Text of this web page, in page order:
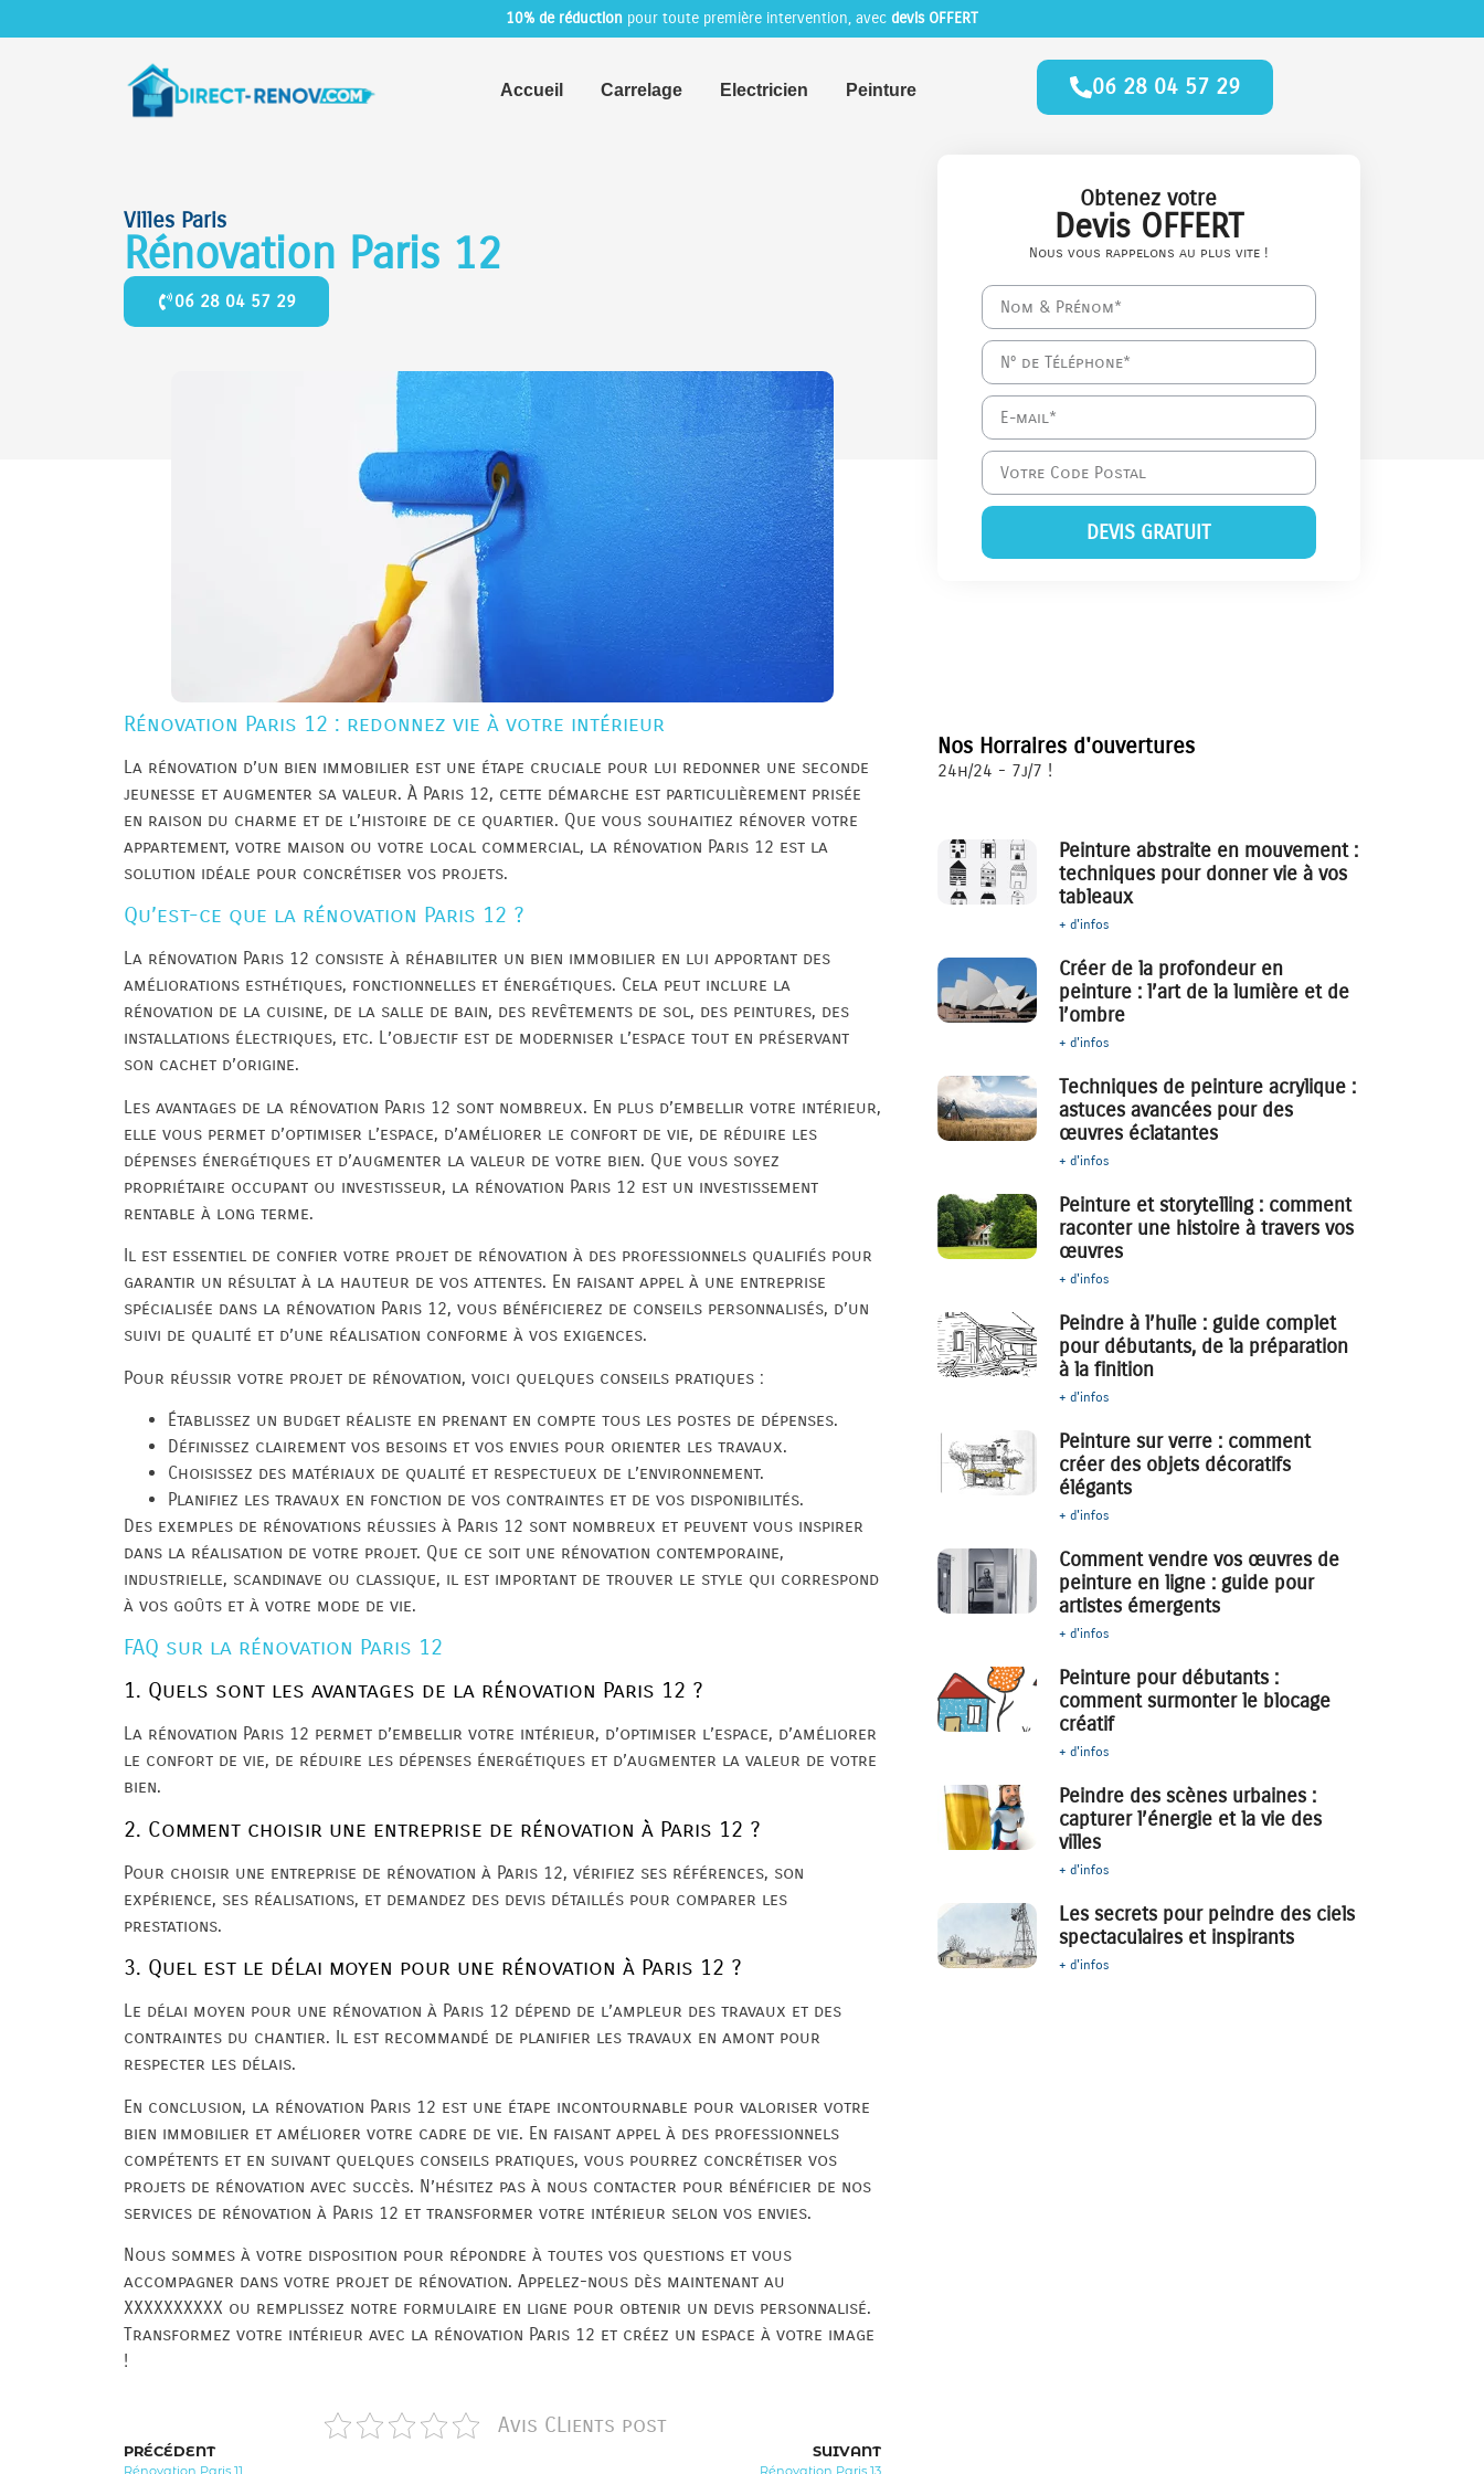
10% de réduction pour toute première intervention, avec devis OFFERT
Accueil Carrelage Electricien Peinture 06 28 04 57 29
Villes Paris
Rénovation Paris 12
06 28 04 57 29
Obtenez votre
Devis OFFERT
Nous vous rappelons au plus vite !
DEVIS GRATUIT
Rénovation Paris 12 : redonnez vie à votre intérieur
La rénovation d’un bien immobilier est une étape cruciale pour lui redonner une seconde
jeunesse et augmenter sa valeur. À Paris 12, cette démarche est particulièrement prisée
en raison du charme et de l’histoire de ce quartier. Que vous souhaitiez rénover votre
appartement, votre maison ou votre local commercial, la rénovation Paris 12 est la
solution idéale pour concrétiser vos projets.
Qu’est-ce que la rénovation Paris 12 ?
La rénovation Paris 12 consiste à réhabiliter un bien immobilier en lui apportant des
améliorations esthétiques, fonctionnelles et énergétiques. Cela peut inclure la
rénovation de la cuisine, de la salle de bain, des revêtements de sol, des peintures, des
installations électriques, etc. L’objectif est de moderniser l’espace tout en préservant
son cachet d’origine.
Les avantages de la rénovation Paris 12 sont nombreux. En plus d’embellir votre intérieur,
elle vous permet d’optimiser l’espace, d’améliorer le confort de vie, de réduire les
dépenses énergétiques et d’augmenter la valeur de votre bien. Que vous soyez
propriétaire occupant ou investisseur, la rénovation Paris 12 est un investissement
rentable à long terme.
Il est essentiel de confier votre projet de rénovation à des professionnels qualifiés pour
garantir un résultat à la hauteur de vos attentes. En faisant appel à une entreprise
spécialisée dans la rénovation Paris 12, vous bénéficierez de conseils personnalisés, d’un
suivi de qualité et d’une réalisation conforme à vos exigences.
Pour réussir votre projet de rénovation, voici quelques conseils pratiques :
Établissez un budget réaliste en prenant en compte tous les postes de dépenses.
Définissez clairement vos besoins et vos envies pour orienter les travaux.
Choisissez des matériaux de qualité et respectueux de l’environnement.
Planifiez les travaux en fonction de vos contraintes et de vos disponibilités.
Des exemples de rénovations réussies à Paris 12 sont nombreux et peuvent vous inspirer
dans la réalisation de votre projet. Que ce soit une rénovation contemporaine,
industrielle, scandinave ou classique, il est important de trouver le style qui correspond
à vos goûts et à votre mode de vie.
FAQ sur la rénovation Paris 12
1. Quels sont les avantages de la rénovation Paris 12 ?
La rénovation Paris 12 permet d’embellir votre intérieur, d’optimiser l’espace, d’améliorer
le confort de vie, de réduire les dépenses énergétiques et d’augmenter la valeur de votre
bien.
2. Comment choisir une entreprise de rénovation à Paris 12 ?
Pour choisir une entreprise de rénovation à Paris 12, vérifiez ses références, son
expérience, ses réalisations, et demandez des devis détaillés pour comparer les
prestations.
3. Quel est le délai moyen pour une rénovation à Paris 12 ?
Le délai moyen pour une rénovation à Paris 12 dépend de l’ampleur des travaux et des
contraintes du chantier. Il est recommandé de planifier les travaux en amont pour
respecter les délais.
En conclusion, la rénovation Paris 12 est une étape incontournable pour valoriser votre
bien immobilier et améliorer votre cadre de vie. En faisant appel à des professionnels
compétents et en suivant quelques conseils pratiques, vous pourrez concrétiser vos
projets de rénovation avec succès. N’hésitez pas à nous contacter pour bénéficier de nos
services de rénovation à Paris 12 et transformer votre intérieur selon vos envies.
Nous sommes à votre disposition pour répondre à toutes vos questions et vous
accompagner dans votre projet de rénovation. Appelez-nous dès maintenant au
XXXXXXXXXX ou remplissez notre formulaire en ligne pour obtenir un devis personnalisé.
Transformez votre intérieur avec la rénovation Paris 12 et créez un espace à votre image
!
Avis CLients post
PRÉCÉDENT
Rénovation Paris 11
SUIVANT
Rénovation Paris 13
Nos Horraires d'ouvertures
24h/24 - 7j/7 !
Peinture abstraite en mouvement :
techniques pour donner vie à vos
tableaux
+ d'infos
Créer de la profondeur en
peinture : l’art de la lumière et de
l’ombre
+ d'infos
Techniques de peinture acrylique :
astuces avancées pour des
œuvres éclatantes
+ d'infos
Peinture et storytelling : comment
raconter une histoire à travers vos
œuvres
+ d'infos
Peindre à l’huile : guide complet
pour débutants, de la préparation
à la finition
+ d'infos
Peinture sur verre : comment
créer des objets décoratifs
élégants
+ d'infos
Comment vendre vos œuvres de
peinture en ligne : guide pour
artistes émergents
+ d'infos
Peinture pour débutants :
comment surmonter le blocage
créatif
+ d'infos
Peindre des scènes urbaines :
capturer l’énergie et la vie des
villes
+ d'infos
Les secrets pour peindre des ciels
spectaculaires et inspirants
+ d'infos